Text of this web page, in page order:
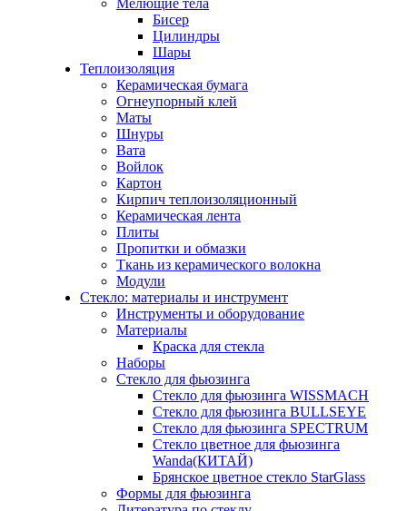
Мелющие тела
Бисер
Цилиндры
Шары
Теплоизоляция
Керамическая бумага
Огнеупорный клей
Маты
Шнуры
Вата
Войлок
Картон
Кирпич теплоизоляционный
Керамическая лента
Плиты
Пропитки и обмазки
Ткань из керамического волокна
Модули
Стекло: материалы и инструмент
Инструменты и оборудование
Материалы
Краска для стекла
Наборы
Стекло для фьюзинга
Стекло для фьюзинга WISSMACH
Стекло для фьюзинга BULLSEYE
Стекло для фьюзинга SPECTRUM
Стекло цветное для фьюзинга
Wanda(КИТАЙ)
Брянское цветное стекло StarGlass
Формы для фьюзинга